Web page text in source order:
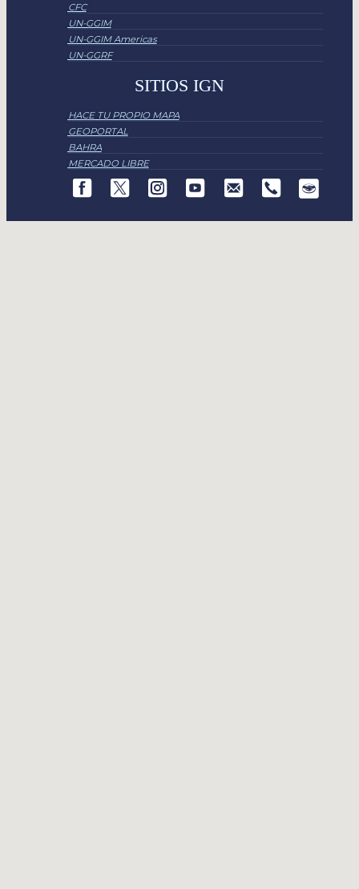
CFC
UN-GGIM
UN-GGIM Americas
UN-GGRF
SITIOS IGN
HACE TU PROPIO MAPA
GEOPORTAL
BAHRA
MERCADO LIBRE